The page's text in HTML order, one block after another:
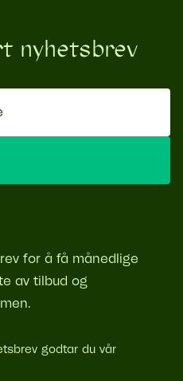
nyhetsbrev
for å få månedlige
av tilbud og
godtar du vår